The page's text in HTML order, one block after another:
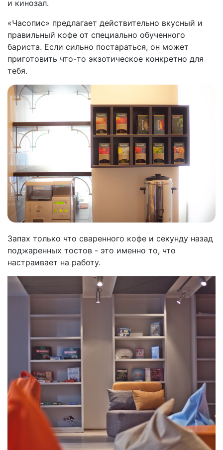
и кинозал.
«Часопис» предлагает действительно вкусный и
правильный кофе от специально обученного
бариста. Если сильно постараться, он может
приготовить что-то экзотическое конкретно для
тебя.
Запах только что сваренного кофе и секунду назад
поджаренных тостов - это именно то, что
настраивает на работу.